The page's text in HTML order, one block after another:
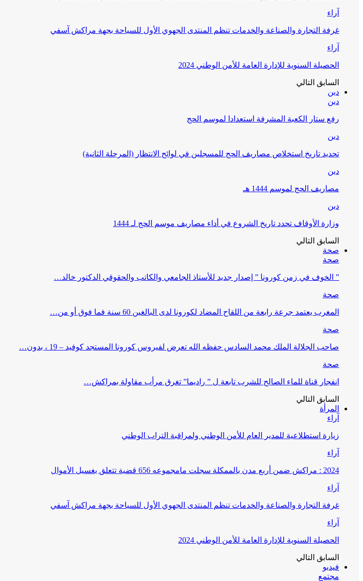
آراء
غرفة التجارة والصناعة والخدمات تنظم المنتدى الجهوي الأول للسياحة بجهة مراكش آسفي
آراء
الحصيلة السنوية للإدارة العامة للأمن الوطني 2024
السابق التالي
دين
دين
رفع ستار الكعبة المشرفة استعدادا لموسم الحج
دين
تحديد تاريخ استخلاص مصاريف الحج للمسجلين في لوائح الانتظار (المرحلة الثانية)
دين
مصاريف الحج لموسم 1444 هـ
دين
وزارة الأوقاف تحدد تاريخ الشروع في أداء مصاريف موسم الحج لـ 1444
السابق التالي
صحة
صحة
” الخوف في زمن كورونا ” إصدار جديد للأستاذ الجامعي والكاتب والحقوقي الدكتور خالد…
صحة
المغرب يعتمد جرعة رابعة من اللقاح المضاد لكورونا لدى البالغين 60 سنة فما فوق أو من…
صحة
صاحب الجلالة الملك محمد السادس حفظه الله تعرض لفيروس كورونا المستجد كوفيد – 19 ، بدون…
صحة
انفجار قناة للماء الصالح للشرب تابعة ل ” راديما” تغرق مرأب مقاولة بمراكش…
السابق التالي
المرأة
آراء
زيارة استطلاعية للمدير العام للأمن الوطني ولمراقبة التراب الوطني
آراء
2024 : مراكش ضمن أربع مدن بالممكلة سجلت مامجموعه 656 قضية تتعلق بغسيل الأموال
آراء
غرفة التجارة والصناعة والخدمات تنظم المنتدى الجهوي الأول للسياحة بجهة مراكش آسفي
آراء
الحصيلة السنوية للإدارة العامة للأمن الوطني 2024
السابق التالي
فيديو
مجتمع